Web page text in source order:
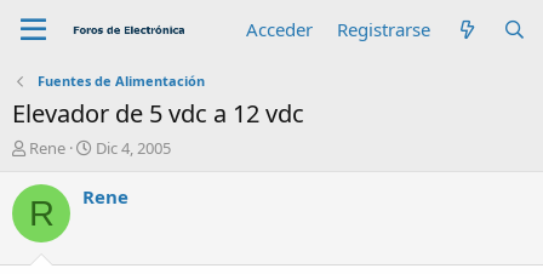
Acceder Registrarse
Fuentes de Alimentación
Elevador de 5 vdc a 12 vdc
A
t
o
r
Rene
F
c
Dic 4, 2005
R Rene